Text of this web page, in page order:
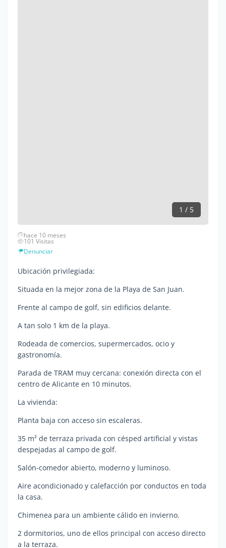
1 / 5
hace 10 meses
101 Visitas
Denunciar
Ubicación privilegiada:
Situada en la mejor zona de la Playa de San Juan.
Frente al campo de golf, sin edificios delante.
A tan solo 1 km de la playa.
Rodeada de comercios, supermercados, ocio y
gastronomía.
Parada de TRAM muy cercana: conexión directa con el
centro de Alicante en 10 minutos.
La vivienda:
Planta baja con acceso sin escaleras.
35 m² de terraza privada con césped artificial y vistas
despejadas al campo de golf.
Salón-comedor abierto, moderno y luminoso.
Aire acondicionado y calefacción por conductos en toda
la casa.
Chimenea para un ambiente cálido en invierno.
2 dormitorios, uno de ellos principal con acceso directo
a la terraza.